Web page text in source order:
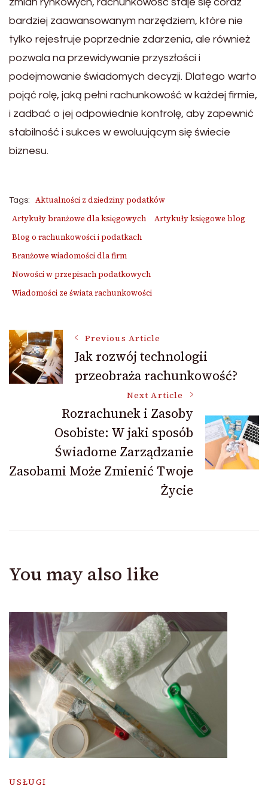
bardziej zaawansowanym narzędziem, które nie
tylko rejestruje poprzednie zdarzenia, ale również
pozwala na przewidywanie przyszłości i
podejmowanie świadomych decyzji. Dlatego warto
pojąć rolę, jaką pełni rachunkowość w każdej firmie,
i zadbać o jej odpowiednie kontrolę, aby zapewnić
stabilność i sukces w ewoluującym się świecie
biznesu.
Tags:
Aktualności z dziedziny podatków
Artykuły branżowe dla księgowych
Artykuły księgowe blog
Blog o rachunkowości i podatkach
Branżowe wiadomości dla firm
Nowości w przepisach podatkowych
Wiadomości ze świata rachunkowości
Post
Navigation
Previous Article
Jak rozwój technologii
przeobraża rachunkowość?
Next Article
Rozrachunek i Zasoby
Osobiste: W jaki sposób
Świadome Zarządzanie
Zasobami Może Zmienić Twoje
Życie
You may also like
USŁUGI